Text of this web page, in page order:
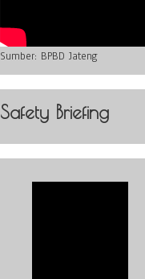
Sumber: BPBD Jateng
Safety Briefing